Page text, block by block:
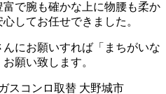
で腕も確かな上に物腰も柔か
してお任せできました。
にお願いすれば「まちがいな
願い致します。